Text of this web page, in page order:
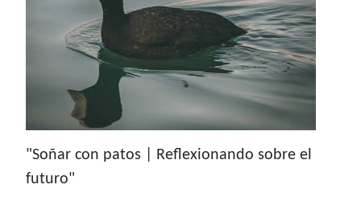
"Soñar con patos | Reflexionando sobre el
futuro"